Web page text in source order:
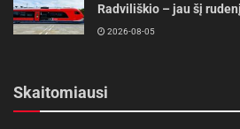
Radviliškio – jau šį rudenį
2026-08-05
Skaitomiausi